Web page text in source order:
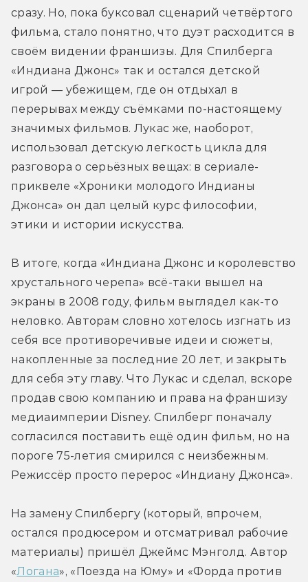
сразу. Но, пока буксовал сценарий четвёртого
фильма, стало понятно, что дуэт расходится в
своём видении франшизы. Для Спилберга
«Индиана Джонс» так и остался детской
игрой — убежищем, где он отдыхал в
перерывах между съёмками по-настоящему
значимых фильмов. Лукас же, наоборот,
использовал детскую легкость цикла для
разговора о серьёзных вещах: в сериале-
приквеле «Хроники молодого Индианы
Джонса» он дал целый курс философии,
этики и истории искусства.
В итоге, когда «Индиана Джонс и королевство
хрустального черепа» всё-таки вышел на
экраны в 2008 году, фильм выглядел как-то
неловко. Авторам словно хотелось изгнать из
себя все противоречивые идеи и сюжеты,
накопленные за последние 20 лет, и закрыть
для себя эту главу. Что Лукас и сделал, вскоре
продав свою компанию и права на франшизу
медиаимперии Disney. Спилберг поначалу
согласился поставить ещё один фильм, но на
пороге 75-летия смирился с неизбежным.
Режиссёр просто перерос «Индиану Джонса».
На замену Спилбергу (который, впрочем,
остался продюсером и отсматривал рабочие
материалы) пришёл Джеймс Мэнголд. Автор
«Логана», «Поезда на Юму» и «Форда против